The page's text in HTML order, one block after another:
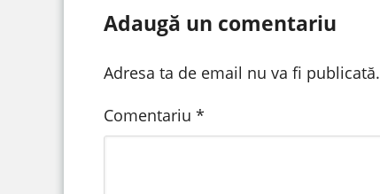
Adaugă un comentariu
Adresa ta de email nu va fi publicată.
Comentariu *